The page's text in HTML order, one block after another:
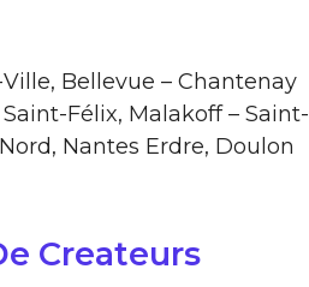
Bellevue – Chantenay
Félix, Malakoff – Saint-
Nantes Erdre, Doulon
Createurs